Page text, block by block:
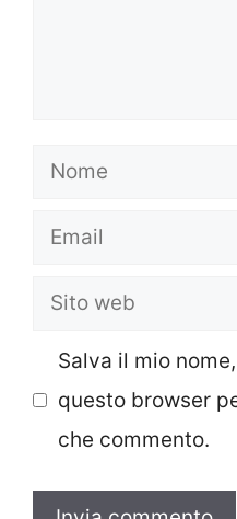
Nome
Email
Sito
Salva il mio
questo browser
che commento.